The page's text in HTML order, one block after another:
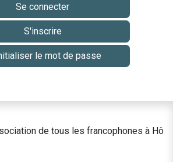
Se connecter
S'inscrire
le mot de passe
de tous les francophones à Hô